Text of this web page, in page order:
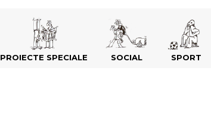
PROIECTE SPECIALE SOCIAL SPORT